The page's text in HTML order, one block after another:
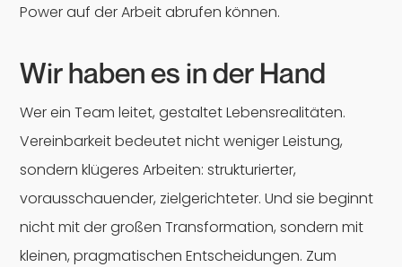
Power auf der Arbeit abrufen können.
Wir haben es in der Hand
Wer ein Team leitet, gestaltet Lebensrealitäten.
Vereinbarkeit bedeutet nicht weniger Leistung,
sondern klügeres Arbeiten: strukturierter,
vorausschauender, zielgerichteter. Und sie beginnt
nicht mit der großen Transformation, sondern mit
kleinen, pragmatischen Entscheidungen. Zum